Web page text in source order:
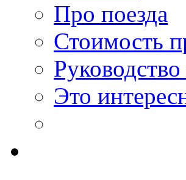
Про поезда
Стоимость
Это